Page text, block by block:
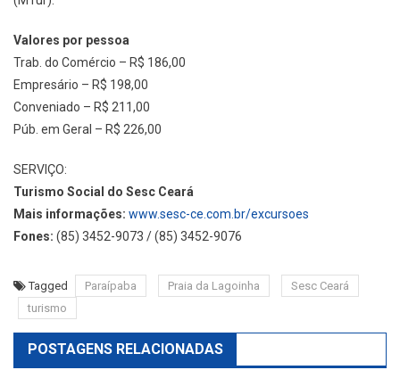
Valores por pessoa
Trab. do Comércio – R$ 186,00
Empresário – R$ 198,00
Conveniado – R$ 211,00
Púb. em Geral – R$ 226,00
SERVIÇO:
Turismo Social do Sesc Ceará
Mais informações: www.sesc-ce.com.br/excursoes
Fones: (85) 3452-9073 / (85) 3452-9076
Tagged Paraípaba Praia da Lagoinha
Sesc Ceará
turismo
POSTAGENS RELACIONADAS